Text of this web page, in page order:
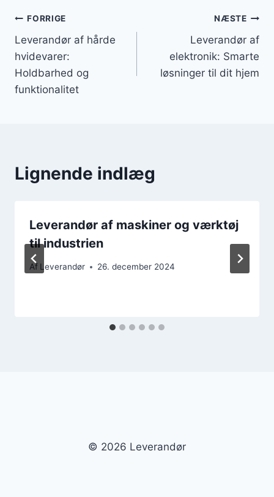
Indlægsnavigation
FORRIGE
Leverandør af hårde
hvidevarer:
Holdbarhed og
funktionalitet
NÆSTE
Leverandør af
elektronik: Smarte
løsninger til dit hjem
Lignende indlæg
Leverandør af maskiner og værktøj
til industrien
Af Leverandør 26. december 2024
© 2026 Leverandør